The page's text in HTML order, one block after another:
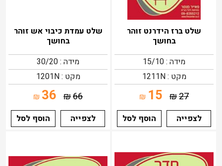
שלט ברז הידרנט זוהר
בחושך
מידה : 15/10
מקט : 1211N
27
₪
15
₪
לצפייה
הוסף לסל
שלט עמדת כיבוי אש זוהר
בחושך
מידה : 30/20
מקט : 1201N
66
₪
36
₪
לצפייה
הוסף לסל